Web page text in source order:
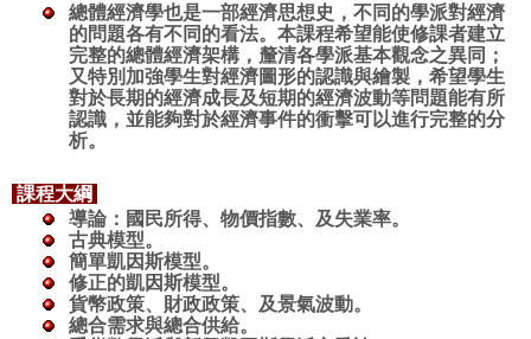
總體經濟學也是一部經濟思想史，不同的學派對經濟
的問題各有不同的看法。本課程希望能使修課者建立
完整的總體經濟架構，釐清各學派基本觀念之異同；
又特別加強學生對經濟圖形的認識與繪製，希望學生
對於長期的經濟成長及短期的經濟波動等問題能有所
認識，並能夠對於經濟事件的衝擊可以進行完整的分
析。
課程大綱
導論：國民所得、物價指數、及失業率。
古典模型。
簡單凱因斯模型。
修正的凱因斯模型。
貨幣政策、財政政策、及景氣波動。
總合需求與總合供給。